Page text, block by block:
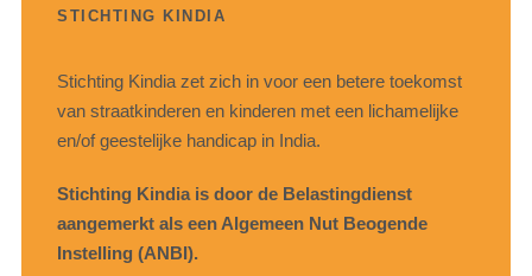
STICHTING KINDIA
Stichting Kindia zet zich in voor een betere toekomst
van straatkinderen en kinderen met een lichamelijke
en/of geestelijke handicap in India.
Stichting Kindia is door de Belastingdienst
aangemerkt als een Algemeen Nut Beogende
Instelling (ANBI).